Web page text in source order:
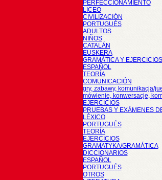
PERFECCIONAMIENTO
LICEO
CIVILIZACIÓN
PORTUGUÉS
ADULTOS
NIÑOS
CATALÁN
EUSKERA
GRAMÁTICA Y EJERCICIOS
ESPAÑOL
TEORÍA
COMUNICACIÓN
gry, zabawy, komunikacja/
mówienie, konwersacje,
EJERCICIOS
PRUEBAS Y EXÁMENES
LÉXICO
PORTUGUÉS
TEORÍA
EJERCICIOS
GRAMATYKA/GRAMÁTICA
DICCIONARIOS
ESPAÑOL
PORTUGUÉS
OTROS